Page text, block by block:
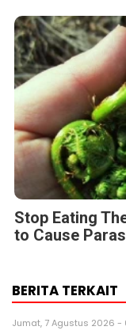
Stop Eating
to Cause
BERITA TERKAIT
Jumat, 7 Agustus 2026 -